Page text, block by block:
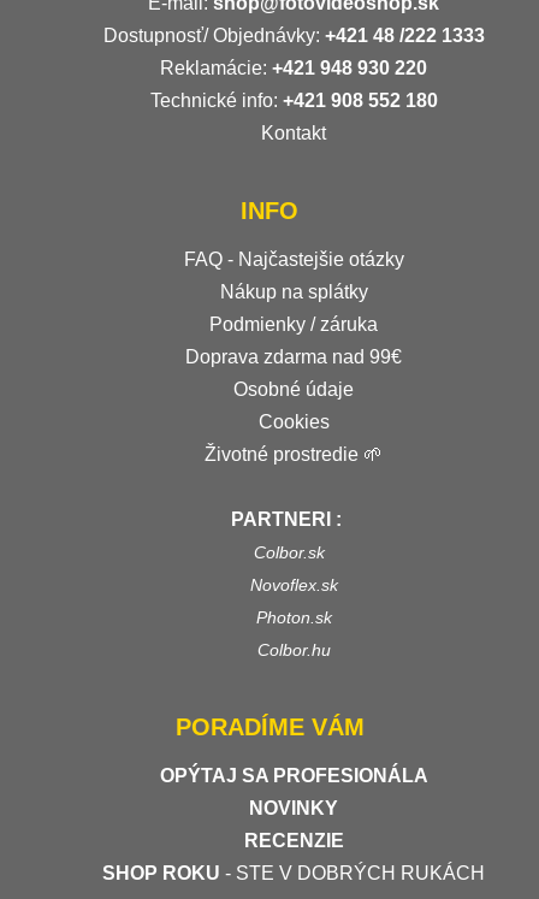
Dostupnosť/ Objednávky: +421 48 /222 1333
Reklamácie: +421 948 930 220
Technické info: +421 908 552 180
Kontakt
INFO
FAQ - Najčastejšie otázky
Nákup na splátky
Podmienky / záruka
Doprava zdarma nad 99€
Osobné údaje
Cookies
Životné prostredie 🌱
PARTNERI :
Colbor.sk
Novoflex.sk
Photon.sk
Colbor.hu
PORADÍME VÁM
OPÝTAJ SA PROFESIONÁLA
NOVINKY
RECENZIE
SHOP ROKU - STE V DOBRÝCH RUKÁCH